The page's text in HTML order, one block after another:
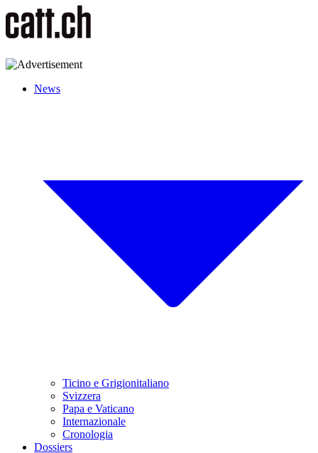
News
Ticino e Grigionitaliano
Svizzera
Papa e Vaticano
Internazionale
Cronologia
Dossiers